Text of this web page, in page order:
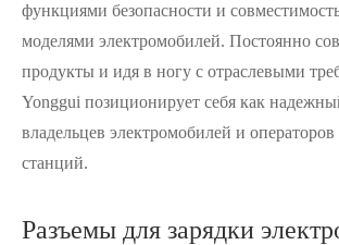
функциями безопасности и
моделями электромобилей. Постоянно
продукты и идя в ногу с отраслевыми
Yonggui позиционирует себя как
владельцев электромобилей и
станций.
Разъемы для зарядки